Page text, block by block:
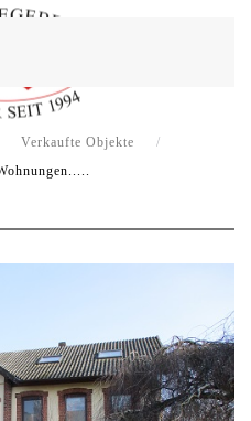
Verkaufte Objekte